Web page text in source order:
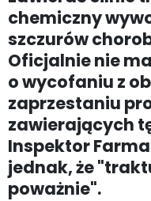
chemiczny
szczurów
Oficjalnie nie
o wycofaniu z
zaprzestaniu
zawierających
Inspektor
jednak, że
poważnie".